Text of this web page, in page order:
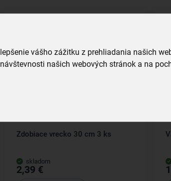
vášho zážitku z prehliadania našich
našich webových stránok a na
Zdobiace vrecko 30 cm 3 ks
skladom
2,39 €